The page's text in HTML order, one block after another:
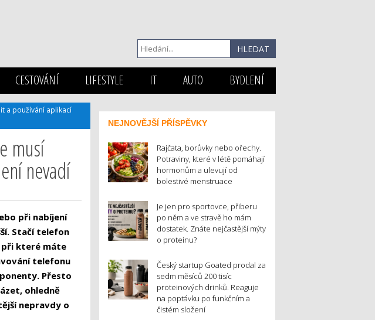
CESTOVÁNÍ LIFESTYLE IT AUTO BYDLENÍ
a používání aplikací
musí
nevadí
při nabíjení
Stačí telefon
při které máte
telefonu
Přesto
ohledně
nepravdy o
NEJNOVĚJŠÍ PŘÍSPĚVKY
Rajčata, borůvky nebo ořechy.
Potraviny, které v létě pomáhají
hormonům a ulevují od
bolestivé menstruace
Je jen pro sportovce, přiberu
po něm a ve stravě ho mám
dostatek. Znáte nejčastější mýty
o proteinu?
Český startup Goated prodal za
sedm měsíců 200 tisíc
proteinových drinků. Reaguje
na poptávku po funkčním a
čistém složení